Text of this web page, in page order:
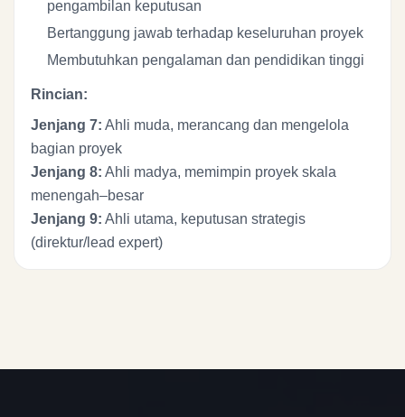
pengambilan keputusan
Bertanggung jawab terhadap keseluruhan proyek
Membutuhkan pengalaman dan pendidikan tinggi
Rincian:
Jenjang 7: Ahli muda, merancang dan mengelola
bagian proyek
Jenjang 8: Ahli madya, memimpin proyek skala
menengah–besar
Jenjang 9: Ahli utama, keputusan strategis
(direktur/lead expert)